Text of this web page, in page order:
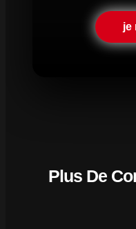
je
Plus De